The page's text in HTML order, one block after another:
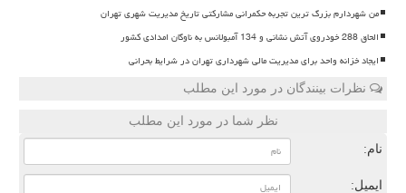
من شهردارم بزرگ ترین تجربه حکمرانی مشارکتی تاریخ مدیریت شهری تهران
الحاق 288 خودروی آتش نشانی و 134 آمبولانس به ناوگان امدادی کشور
ایجاد خزانه واحد برای مدیریت مالی شهرداری تهران در شرایط بحرانی
نظرات بینندگان در مورد این مطلب
نظر شما در مورد این مطلب
نام:
ایمیل: